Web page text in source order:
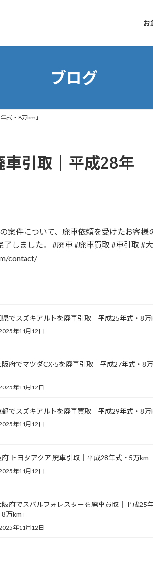
お
ブログ
式・8万km」
車引取｜平成28年
案件について、廃車依頼を受けたお客様
しました。 #廃車 #廃車買取 #車引取 #
contact/
県でスズキアルトを廃車引取｜平成25年式・8万
年11月12日
阪府でマツダCX-5を廃車引取｜平成27年式・8万
年11月12日
都でスズキアルトを廃車買取｜平成29年式・8万
年11月12日
府 トヨタアクア 廃車引取｜平成28年式・5万km
年11月12日
阪府でスバルフォレスターを廃車買取｜平成25
万km」
年11月12日